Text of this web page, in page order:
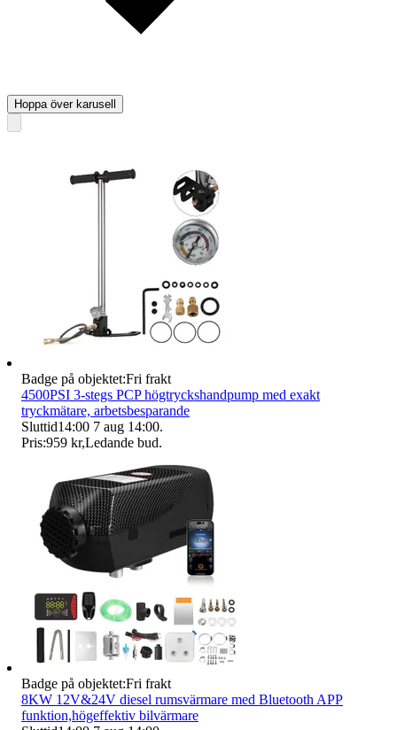
Hoppa över karusell
Badge på objektet:Fri frakt
4500PSI 3-stegs PCP högtryckshandpump med exakt
tryckmätare, arbetsbesparande
Sluttid14:00 7 aug 14:00.
Pris:959 kr,Ledande bud.
Badge på objektet:Fri frakt
8KW 12V&24V diesel rumsvärmare med Bluetooth APP
funktion,högeffektiv bilvärmare